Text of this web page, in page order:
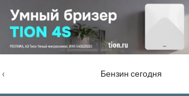
Бензин сегодня
‹